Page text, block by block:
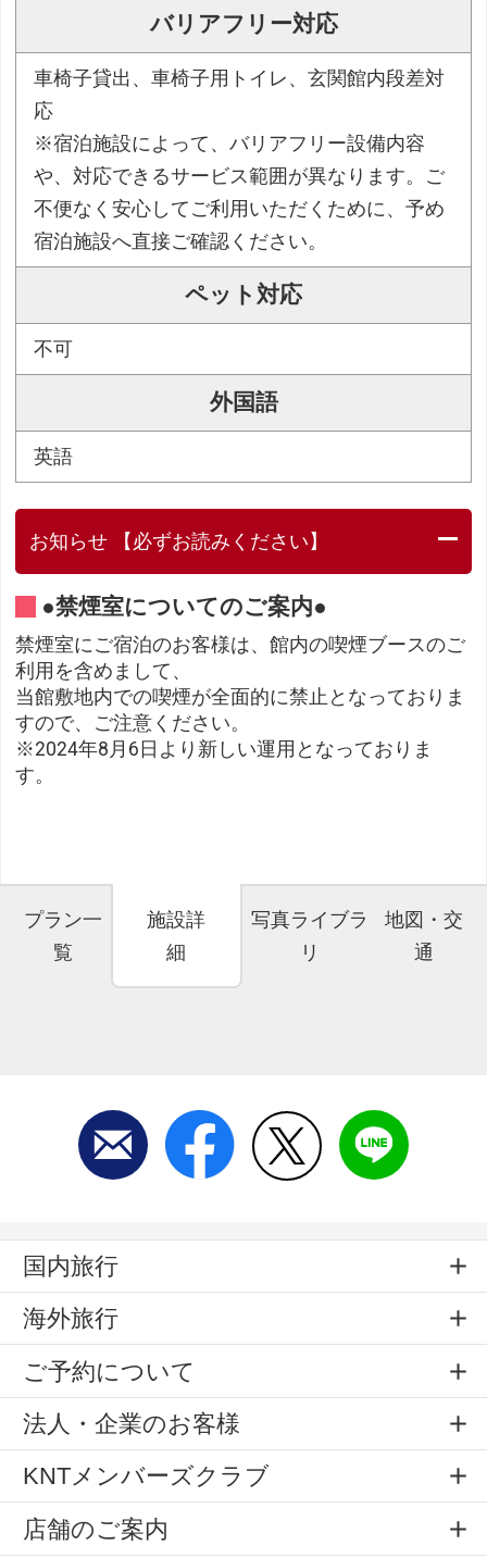
バリアフリー対応
車椅子貸出、車椅子用トイレ、玄関館内段差対
応
※宿泊施設によって、バリアフリー設備内容
や、対応できるサービス範囲が異なります。ご
不便なく安心してご利用いただくために、予め
宿泊施設へ直接ご確認ください。
ペット対応
不可
外国語
英語
お知らせ 【必ずお読みください】
●禁煙室についてのご案内●
禁煙室にご宿泊のお客様は、館内の喫煙ブースのご
利用を含めまして、
当館敷地内での喫煙が全面的に禁止となっておりま
すので、ご注意ください。
※2024年8月6日より新しい運用となっておりま
す。
プラン一
覧
施設詳
細
写真ライブラ
リ
地図・交
通
国内旅行
海外旅行
ご予約について
法人・企業のお客様
KNTメンバーズクラブ
店舗のご案内